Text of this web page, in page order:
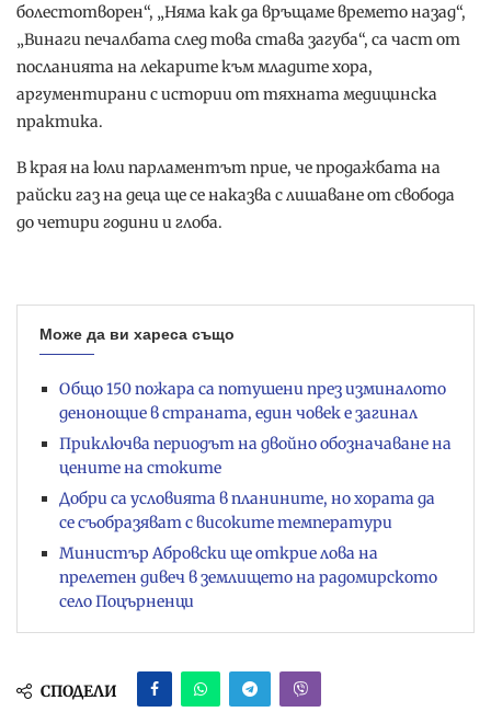
болестотворен“, „Няма как да връщаме времето назад“,
„Винаги печалбата след това става загуба“, са част от
посланията на лекарите към младите хора,
аргументирани с истории от тяхната медицинска
практика.
В края на юли парламентът прие, че продажбата на
райски газ на деца ще се наказва с лишаване от свобода
до четири години и глоба.
Може да ви хареса също
Общо 150 пожара са потушени през изминалото
денонощие в страната, един човек е загинал
Приключва периодът на двойно обозначаване на
цените на стоките
Добри са условията в планините, но хората да
се съобразяват с високите температури
Министър Абровски ще открие лова на
прелетен дивеч в землището на радомирското
село Поцърненци
СПОДЕЛИ